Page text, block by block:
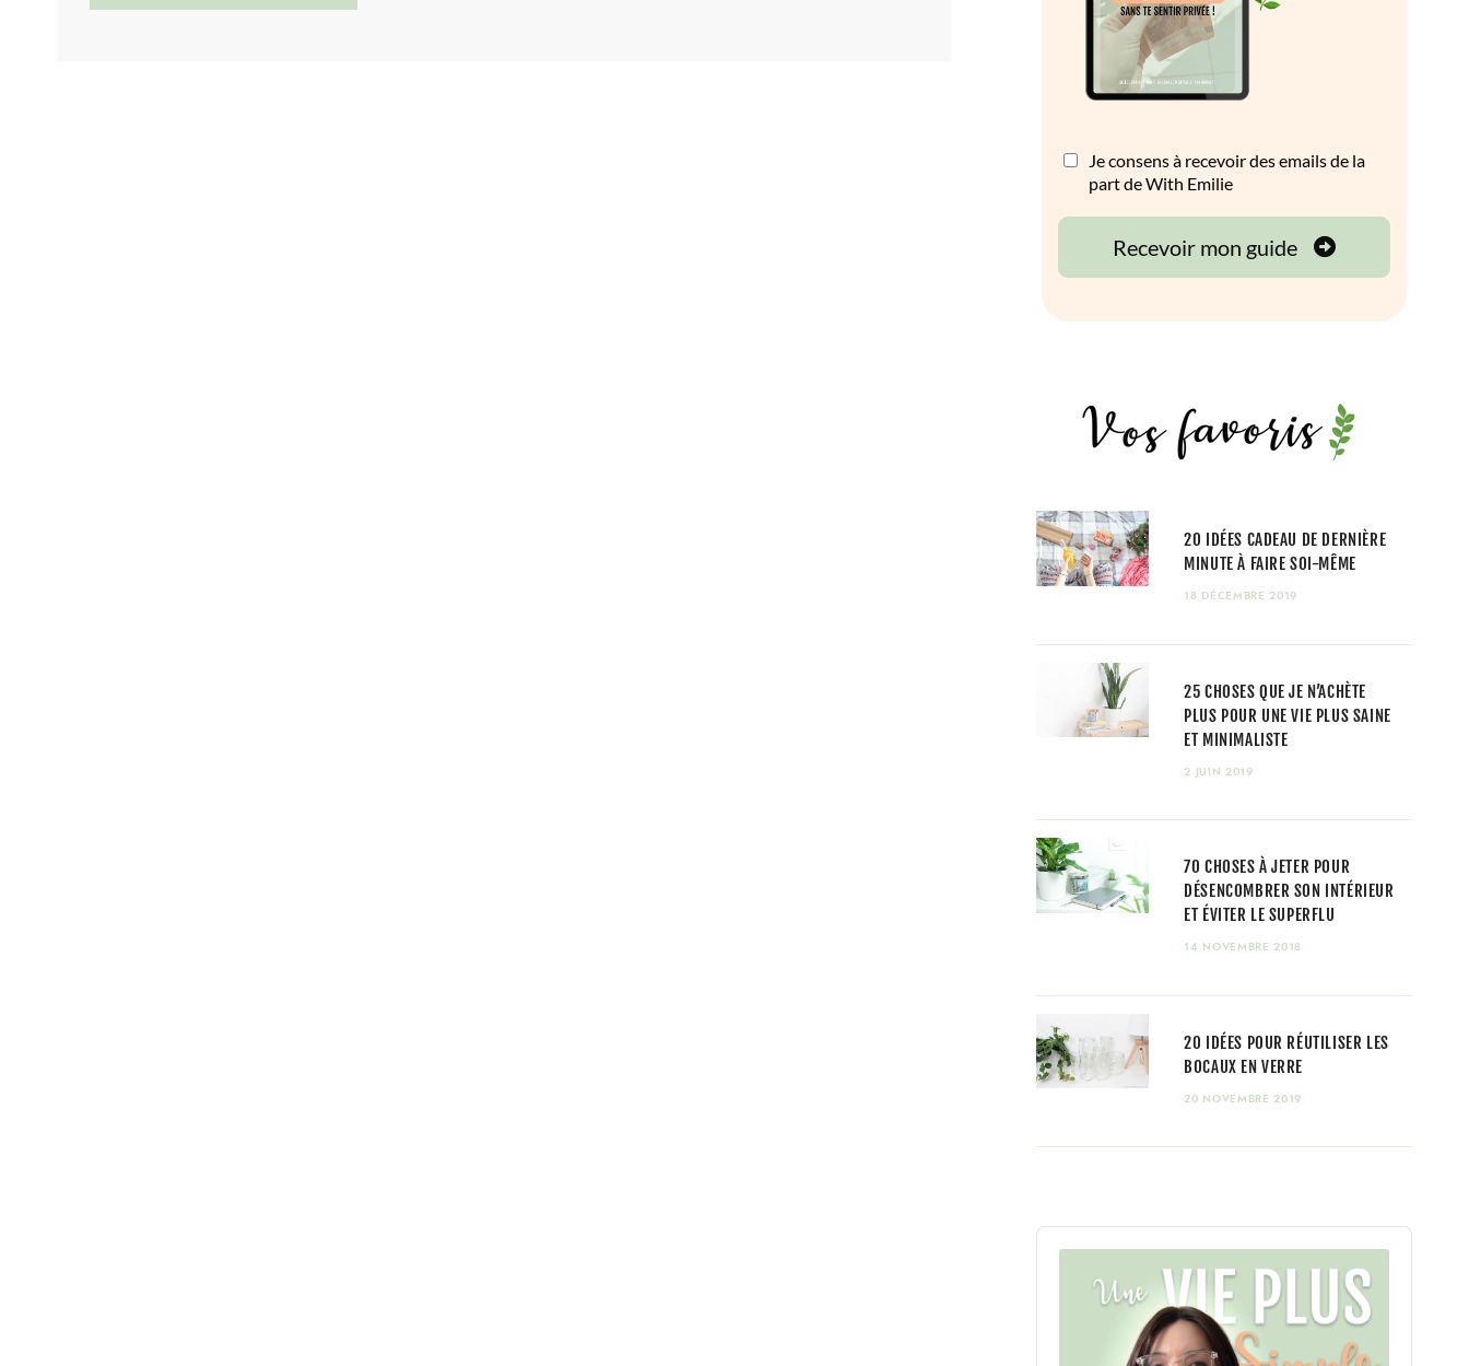
20 IDÉES CADEAU DE DERNIÈRE
MINUTE À FAIRE SOI-MÊME
18 DÉCEMBRE 2019
25 CHOSES QUE JE N’ACHÈTE
PLUS POUR UNE VIE PLUS SAINE
ET MINIMALISTE
2 JUIN 2019
70 CHOSES À JETER POUR
DÉSENCOMBRER SON INTÉRIEUR
ET ÉVITER LE SUPERFLU
14 NOVEMBRE 2018
20 IDÉES POUR RÉUTILISER LES
BOCAUX EN VERRE
20 NOVEMBRE 2019
Audio